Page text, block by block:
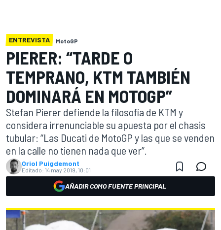
ENTREVISTA MotoGP
PIERER: “TARDE O
TEMPRANO, KTM TAMBIÉN
DOMINARÁ EN MOTOGP”
Stefan Pierer defiende la filosofía de KTM y
considera irrenunciable su apuesta por el chasis
tubular: “Las Ducati de MotoGP y las que se venden
en la calle no tienen nada que ver”.
Oriol Puigdemont
Editado: 14 may 2019, 10:01
AÑADIR COMO FUENTE PRINCIPAL